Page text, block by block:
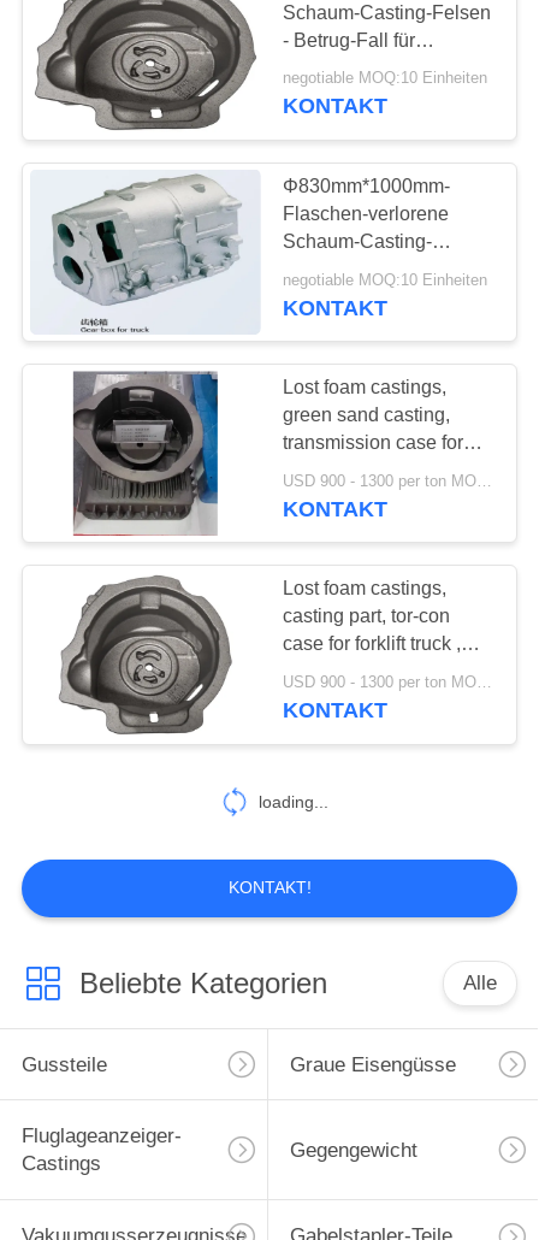
Gabelstapler-Teile
Duktile Eisen-
Produkte
Grün Sandguss
25
Harz-Sandguss
26
Verlorene Schaum-
Castings
16
Schaum-Casting-Felsen
- Betrug-Fall für
Schwerlastwagen
negotiable MOQ:10 Einheiten
KONTAKT
Φ830mm*1000mm-
Flaschen-verlorene
Schaum-Casting-
Kupplung für Minibagger
negotiable MOQ:10 Einheiten
KONTAKT
Lost foam castings,
green sand casting,
transmission case for
forklift truck ,
engineering machinery
USD 900 - 1300 per ton MOQ:10 Einheiten
KONTAKT
Lost foam castings,
casting part, tor-con
case for forklift truck ,
industrial vehicles,
construction machinery
USD 900 - 1300 per ton MOQ:10 Einheiten
KONTAKT
loading...
KONTAKT!
Beliebte Kategorien Alle
Gussteile Graue Eisengüsse
Fluglageanzeiger-
Castings
Gegengewicht